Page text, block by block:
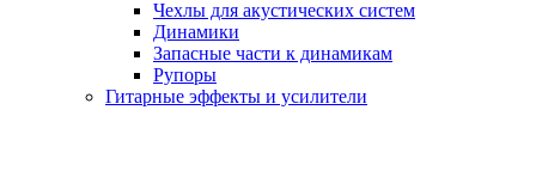
Чехлы для акустических систем
Динамики
Запасные части к динамикам
Рупоры
Гитарные эффекты и усилители